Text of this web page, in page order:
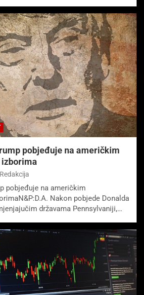
pobjeđuje na američkim
Redakcija
pobjeđuje na američkim
Nakon pobjede Donalda
državama Pennsylvaniji,…